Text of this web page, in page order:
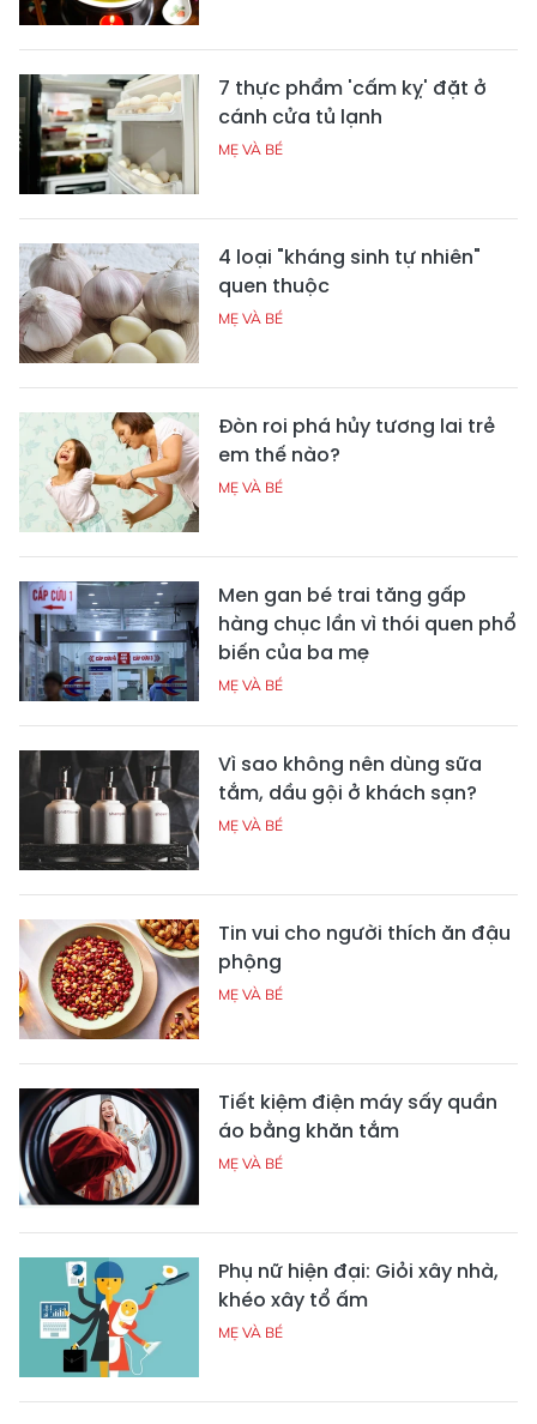
7 thực phẩm 'cấm kỵ' đặt ở
cánh cửa tủ lạnh
MẸ VÀ BÉ
4 loại "kháng sinh tự nhiên"
quen thuộc
MẸ VÀ BÉ
Đòn roi phá hủy tương lai trẻ
em thế nào?
MẸ VÀ BÉ
Men gan bé trai tăng gấp
hàng chục lần vì thói quen phổ
biến của ba mẹ
MẸ VÀ BÉ
Vì sao không nên dùng sữa
tắm, dầu gội ở khách sạn?
MẸ VÀ BÉ
Tin vui cho người thích ăn đậu
phộng
MẸ VÀ BÉ
Tiết kiệm điện máy sấy quần
áo bằng khăn tắm
MẸ VÀ BÉ
Phụ nữ hiện đại: Giỏi xây nhà,
khéo xây tổ ấm
MẸ VÀ BÉ